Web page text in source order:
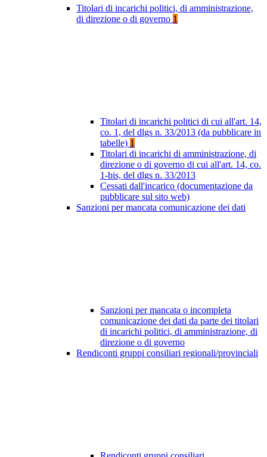
Titolari di incarichi politici, di amministrazione,
di direzione o di governo 1
Titolari di incarichi politici di cui all'art. 14,
co. 1, del dlgs n. 33/2013 (da pubblicare in
tabelle) 1
Titolari di incarichi di amministrazione, di
direzione o di governo di cui all'art. 14, co.
1-bis, del dlgs n. 33/2013
Cessati dall'incarico (documentazione da
pubblicare sul sito web)
Sanzioni per mancata comunicazione dei dati
Sanzioni per mancata o incompleta
comunicazione dei dati da parte dei titolari
di incarichi politici, di amministrazione, di
direzione o di governo
Rendiconti gruppi consiliari regionali/provinciali